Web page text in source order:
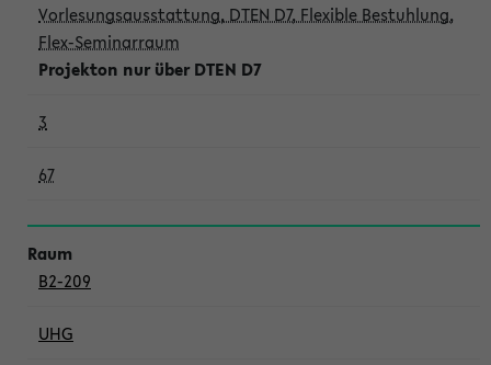
Vorlesungsausstattung, DTEN D7, Flexible Bestuhlung,
Flex-Seminarraum
Projekton nur über DTEN D7
3
67
B2-209
UHG